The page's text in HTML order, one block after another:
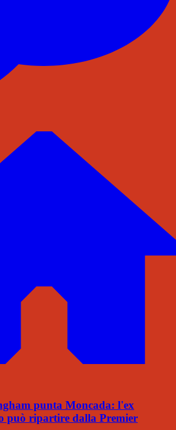
punta Moncada: l'ex
può ripartire dalla Premier